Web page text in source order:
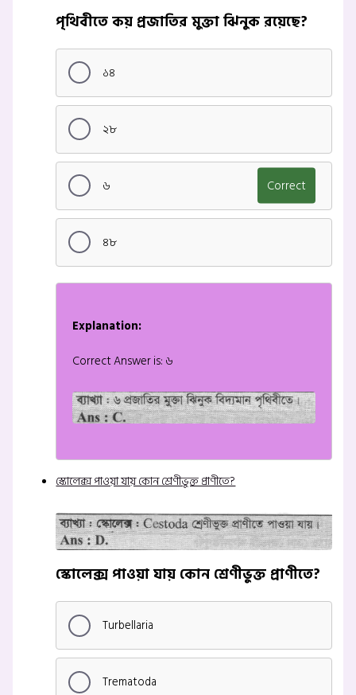
পৃথিবীতে কয় প্রজাতির মুক্তা ঝিনুক রয়েছে?
১৪
২৮
৬ Correct
৪৮
Explanation:
Correct Answer is: ৬
স্কোলেক্স পাওয়া যায় কোন শ্রেণীভুক্ত প্রাণীতে?
স্কোলেক্স পাওয়া যায় কোন শ্রেণীভুক্ত প্রাণীতে?
Turbellaria
Trematoda